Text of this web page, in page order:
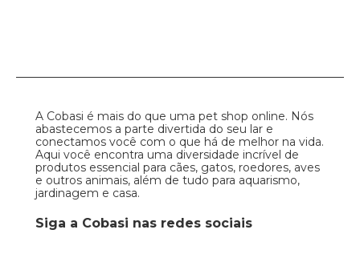
A Cobasi é mais do que uma pet shop online. Nós
abastecemos a parte divertida do seu lar e
conectamos você com o que há de melhor na vida.
Aqui você encontra uma diversidade incrível de
produtos essencial para cães, gatos, roedores, aves
e outros animais, além de tudo para aquarismo,
jardinagem e casa.
Siga a Cobasi nas redes sociais